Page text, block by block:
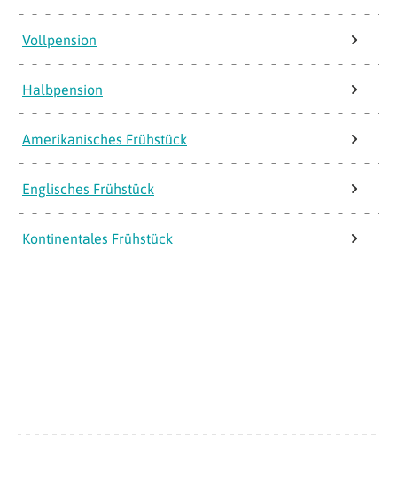
Vollpension
Halbpension
Amerikanisches Frühstück
Englisches Frühstück
Kontinentales Frühstück